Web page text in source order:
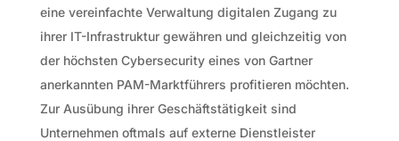
eine vereinfachte Verwaltung digitalen Zugang zu
ihrer IT-Infrastruktur gewähren und gleichzeitig von
der höchsten Cybersecurity eines von Gartner
anerkannten PAM-Marktführers profitieren möchten.
Zur Ausübung ihrer Geschäftstätigkeit sind
Unternehmen oftmals auf externe Dienstleister